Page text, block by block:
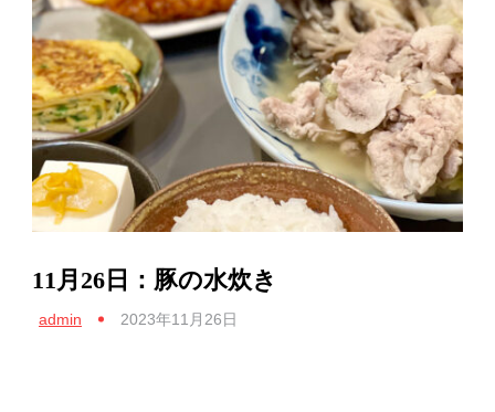
11月26日：豚の水炊き
admin 2023年11月26日